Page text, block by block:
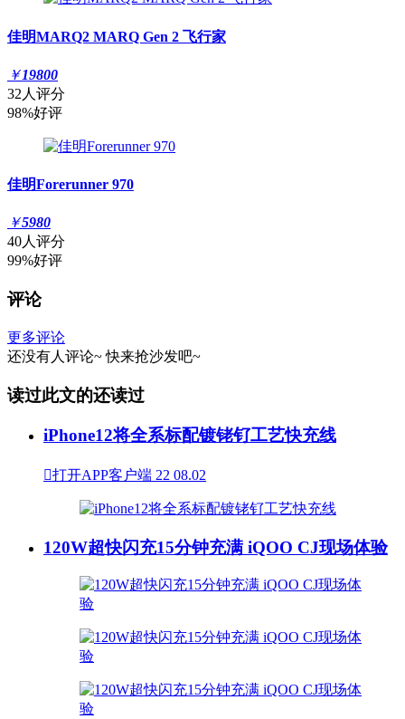
佳明MARQ2 MARQ Gen 2 飞行家
￥19800
32人评分
98%好评
佳明Forerunner 970
￥5980
40人评分
99%好评
评论
更多评论
还没有人评论~ 快来抢沙发吧~
读过此文的还读过
iPhone12将全系标配镀铑钌工艺快充线
打开APP客户端 22 08.02
120W超快闪充15分钟充满 iQOO CJ现场体验